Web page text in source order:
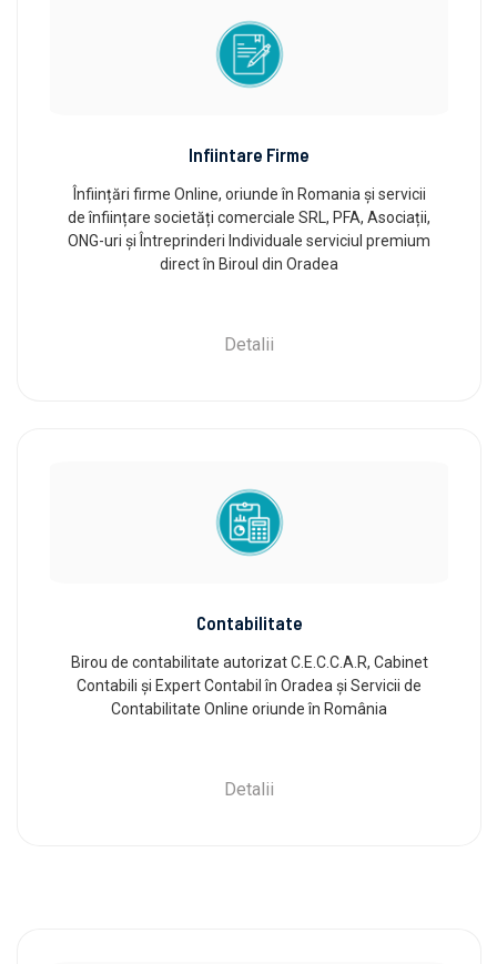
Infiintare Firme
Înființări firme Online, oriunde în Romania și servicii
de înființare societăți comerciale SRL, PFA, Asociații,
ONG-uri și Întreprinderi Individuale serviciul premium
direct în Biroul din Oradea
Detalii
Contabilitate
Birou de contabilitate autorizat C.E.C.C.A.R, Cabinet
Contabili și Expert Contabil în Oradea și Servicii de
Contabilitate Online oriunde în România
Detalii